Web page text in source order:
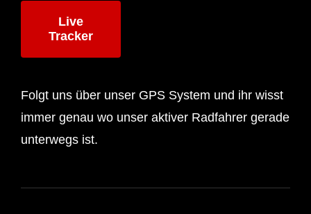
Live
Tracker
Folgt uns über unser GPS System und ihr wisst
immer genau wo unser aktiver Radfahrer gerade
unterwegs ist.